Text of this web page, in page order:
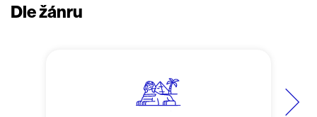
Dle žánru
Další